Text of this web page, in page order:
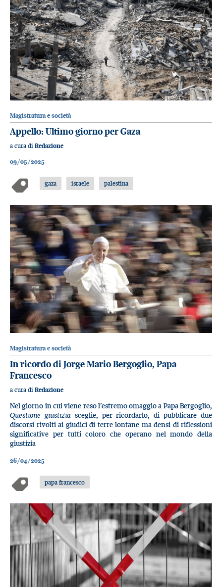
Magistratura e società
Appello: Ultimo giorno per Gaza
a cura di Redazione
09/05/2025
gaza israele palestina
Magistratura e società
In ricordo di Jorge Mario Bergoglio, Papa
Francesco
a cura di Redazione
Nel giorno in cui viene reso l’estremo omaggio a Papa Bergoglio,
Questione giustizia sceglie, per ricordarlo, di pubblicare due
discorsi rivolti ai giudici di terre lontane ma densi di riflessioni
significative per tutti coloro che operano nel mondo della
giustizia
26/04/2025
papa francesco